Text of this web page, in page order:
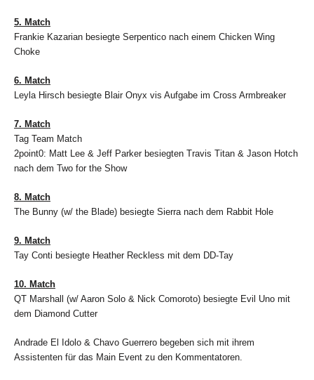
5. Match
Frankie Kazarian besiegte Serpentico nach einem Chicken Wing
Choke
6. Match
Leyla Hirsch besiegte Blair Onyx vis Aufgabe im Cross Armbreaker
7. Match
Tag Team Match
2point0: Matt Lee & Jeff Parker besiegten Travis Titan & Jason Hotch
nach dem Two for the Show
8. Match
The Bunny (w/ the Blade) besiegte Sierra nach dem Rabbit Hole
9. Match
Tay Conti besiegte Heather Reckless mit dem DD-Tay
10. Match
QT Marshall (w/ Aaron Solo & Nick Comoroto) besiegte Evil Uno mit
dem Diamond Cutter
Andrade El Idolo & Chavo Guerrero begeben sich mit ihrem
Assistenten für das Main Event zu den Kommentatoren.